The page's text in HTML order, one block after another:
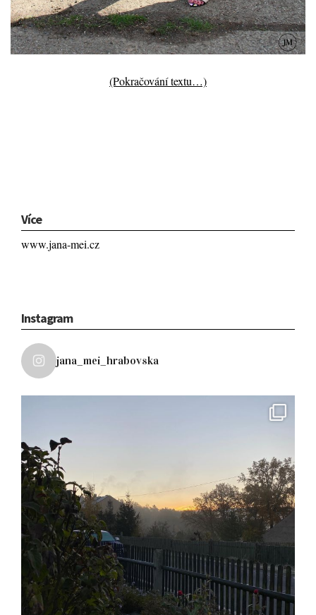
(Pokračování textu…)
Více
www.jana-mei.cz
Instagram
jana_mei_hrabovska